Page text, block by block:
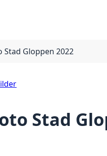
Gloppen 2022
Stad